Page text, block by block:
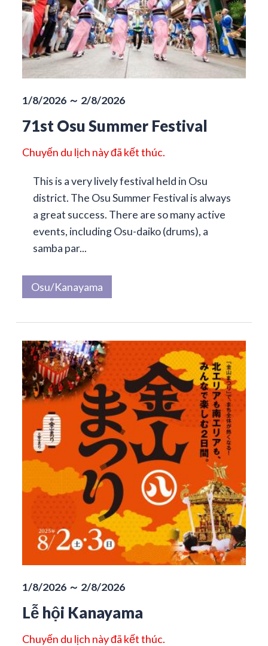
1/8/2026 ～ 2/8/2026
71st Osu Summer Festival
Chuyến du lịch này đã kết thúc.
This is a very lively festival held in Osu
district. The Osu Summer Festival is always
a great success. There are so many active
events, including Osu-daiko (drums), a
samba par...
Osu/Kanayama
1/8/2026 ～ 2/8/2026
Lễ hội Kanayama
Chuyến du lịch này đã kết thúc.